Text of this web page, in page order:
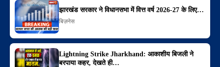
झारखंड सरकार ने विधानसभा में वित्त वर्ष 2026-27 के लिए…
बिज़नेस
Lightning Strike Jharkhand: आकाशीय बिजली ने
बरपाया कहर, देखते ही…